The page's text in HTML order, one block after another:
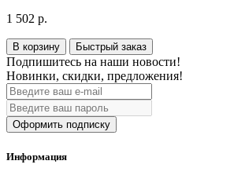
1 502 р.
В корзину Быстрый заказ
Подпишитесь на наши новости!
Новинки, скидки, предложения!
Оформить подписку
Информация